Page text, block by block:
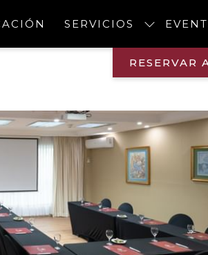
SERVICIOS
RESERVAR